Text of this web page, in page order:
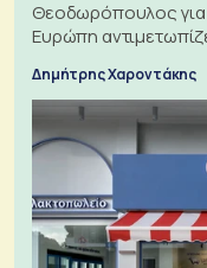
Θεοδωρόπουλος για
Ευρώπη
Δημήτρης Χαροντάκης